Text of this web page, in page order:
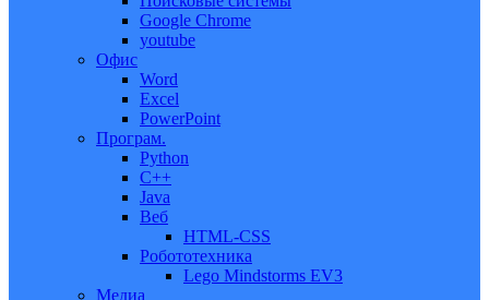
Google Chrome
youtube
Офис
Word
Excel
PowerPoint
Програм.
Python
C++
Java
Веб
HTML-CSS
Робототехника
Lego Mindstorms EV3
Медиа